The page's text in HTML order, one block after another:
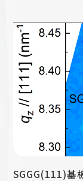
SGGG(111)基